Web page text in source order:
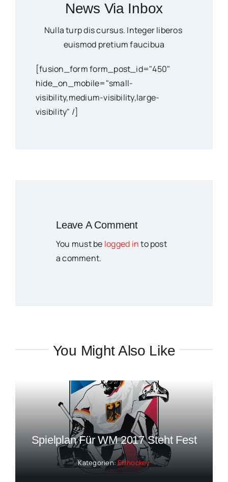
News Via Inbox
Nulla turp dis cursus. Integer liberos
euismod pretium faucibua
[fusion_form form_post_id="450"
hide_on_mobile="small-
visibility,medium-visibility,large-
visibility" /]
Leave A Comment
You must be logged into post
a comment.
You Might Also Like
Spielplan Für WM 2017 Steht Fest
Kategorien:Eishockey